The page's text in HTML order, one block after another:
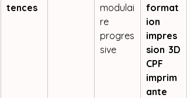
tences
modulai
re
progres
sive
format
ion
impres
sion 3D
CPF
imprim
ante